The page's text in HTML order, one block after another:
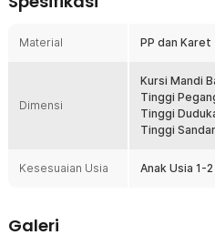
tenang saat memandikan si kecil.
Pegangan berbentuk T
nyaman di tangan, menghindari
Duduk Nyaman, Anti Lelah
Ukuran dudukan kursinya
lebih rileks tanpa merasa cepat
selama mandi. Permukaan
Material PP dan Karet
Dimensi
Kursi Mandi
Tinggi
Tinggi
Tinggi
Kesesuaian Usia Anak Usia 1-2
Galeri